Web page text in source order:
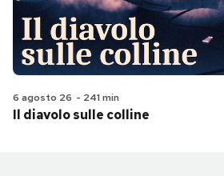
6 agosto 26 - 241 min
Il diavolo sulle colline